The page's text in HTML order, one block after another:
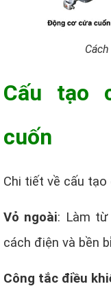
Cấu tạo
cuốn
Chi tiết về cấu
Vỏ ngoài: Làm
cách điện và bền
Công tắc điều